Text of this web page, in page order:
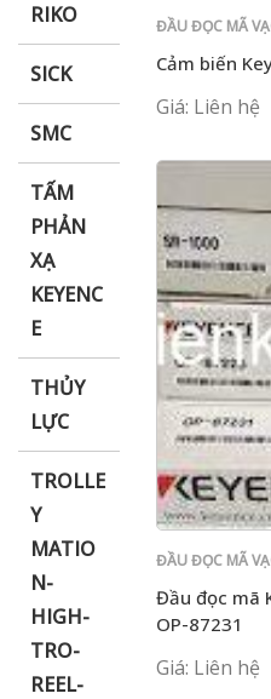
RIKO
SICK
SMC
TẤM
PHẢN
XẠ
KEYENC
E
THỦY
LỰC
TROLLE
Y
MATIO
N-
HIGH-
TRO-
REEL-
ĐẦU ĐỌC MÃ
Cảm biến
Giá: Liên hệ
ĐẦU ĐỌC MÃ
Đầu đọc mã
OP-87231
Giá: Liên hệ